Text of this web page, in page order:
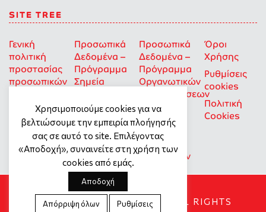
SITE TREE
Γενική
πολιτική
προστασίας
προσωπικών
Προσωπικά
Δεδομένα –
Πρόγραμμα
Σημεία
Προσωπικά
Δεδομένα –
Πρόγραμμα
Οργανωτικών
Επιχορηγήσεων
για Οκοιπ
που δρουν
για την
Ισότητα
των Φύλων
Όροι
Χρήσης
Ρυθμίσεις
cookies
Πολιτική
Cookies
SOCIAL DYNAMO © 2018. ALL RIGHTS
Χρησιμοποιούμε cookies για να
βελτιώσουμε την εμπειρία πλοήγησής
σας σε αυτό το site. Επιλέγοντας
«Αποδοχή», συναινείτε στη χρήση των
cookies από εμάς.
Αποδοχή
Απόρριψη όλων Ρυθμίσεις